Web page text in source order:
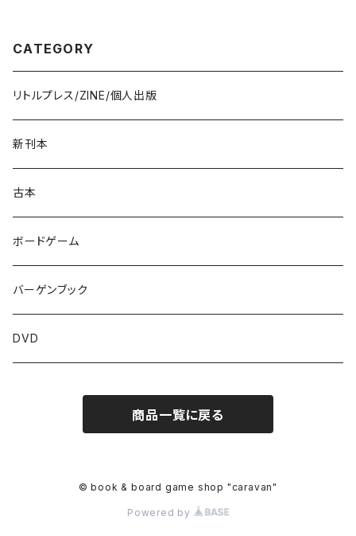
CATEGORY
リトルプレス/ZINE/個人出版
新刊本
古本
ボードゲーム
バーゲンブック
DVD
商品一覧に戻る
© book & board game shop "caravan"
Powered by